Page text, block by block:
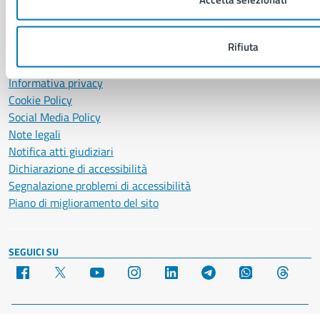
Rifiuta
Prenotazione appuntamento
Segnalazione disservizio
Amministrazione trasparente
Informativa privacy
Cookie Policy
Social Media Policy
Note legali
Notifica atti giudiziari
Dichiarazione di accessibilità
Segnalazione problemi di accessibilità
Piano di miglioramento del sito
SEGUICI SU
Facebook YouTube Instagram LinkedIn Telegram WhatsApp